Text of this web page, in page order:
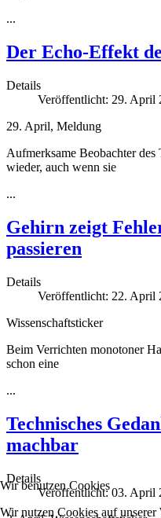
...
Der Echo-Effekt
Details
Veröffentlicht: 29. April
29. April, Meldung
Aufmerksame Beobachter des
wieder, auch wenn sie
...
Gehirn zeigt
passieren
Details
Veröffentlicht: 22. April
Wissenschaftsticker
Beim Verrichten monotoner
schon eine
...
Technisches
machbar
Details
Veröffentlicht: 03. April
Wir benutzen Cookies
Wir nutzen Cookies auf